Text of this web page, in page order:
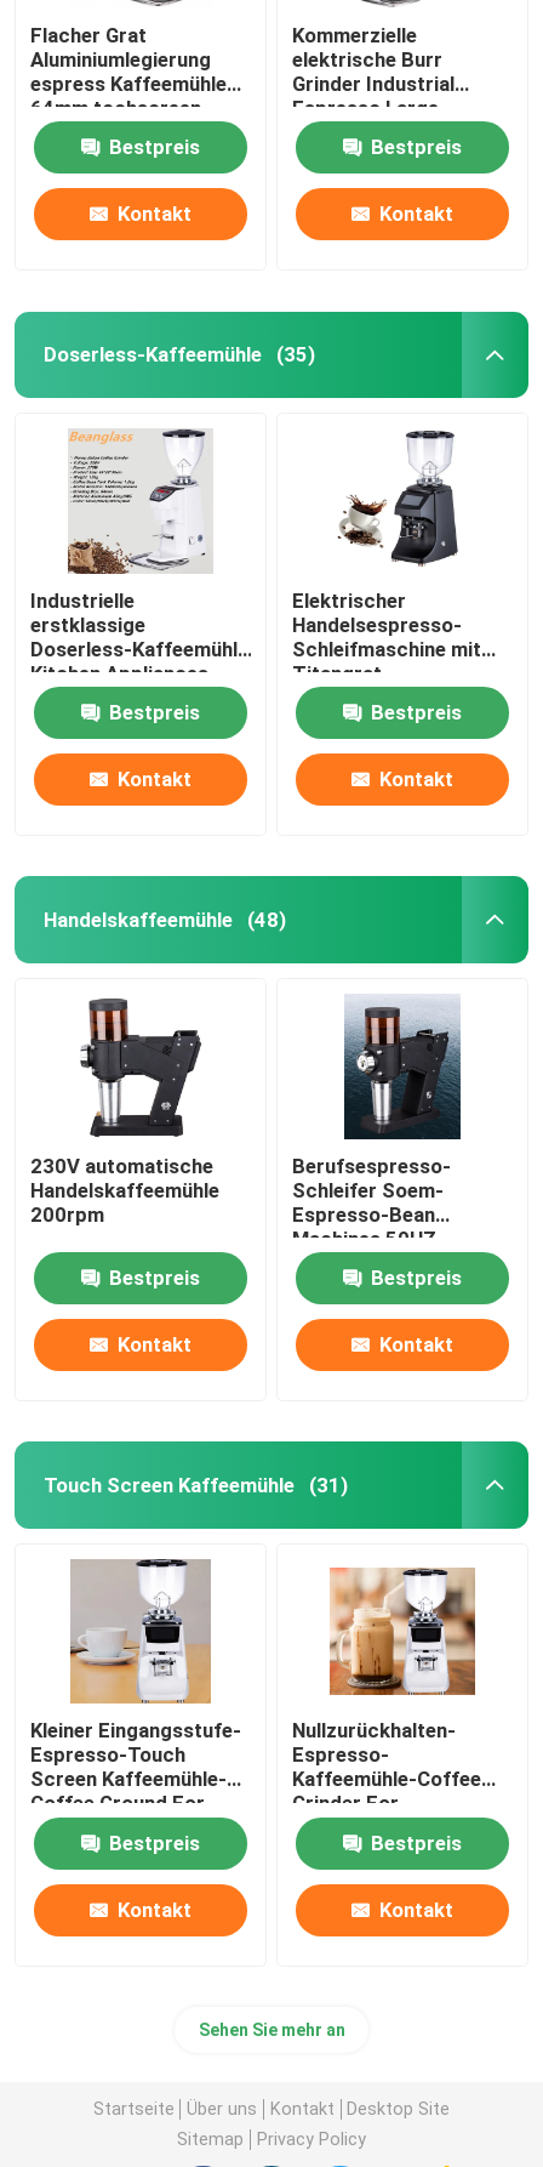
Flacher Grat
Aluminiumlegierung
espress Kaffeemühle
64mm tochscreen
Schleifer
Bestpreis
Kontakt
Kommerzielle
elektrische Burr
Grinder Industrial
Espresso Large-
Berufskaffeemühlen
Bestpreis
Kontakt
Doserless-Kaffeemühle (35)
Industrielle
erstklassige
Doserless-Kaffeemühle
Kitchen Appliances
Bestpreis
Kontakt
Elektrischer
Handelsespresso-
Schleifmaschine mit
Titangrat
Bestpreis
Kontakt
Handelskaffeemühle (48)
230V automatische
Handelskaffeemühle
200rpm
Bestpreis
Kontakt
Berufsespresso-
Schleifer Soem-
Espresso-Bean
Machines 50HZ
Bestpreis
Kontakt
Touch Screen Kaffeemühle (31)
Kleiner Eingangsstufe-
Espresso-Touch
Screen Kaffeemühle-
Coffee Ground For-
Anfänger
Bestpreis
Kontakt
Nullzurückhalten-
Espresso-
Kaffeemühle-Coffee
Grinder For-
Kaffeemaschine
Bestpreis
Kontakt
Sehen Sie mehr an
Startseite Über uns Kontakt
Desktop Site
Sitemap
Privacy Policy